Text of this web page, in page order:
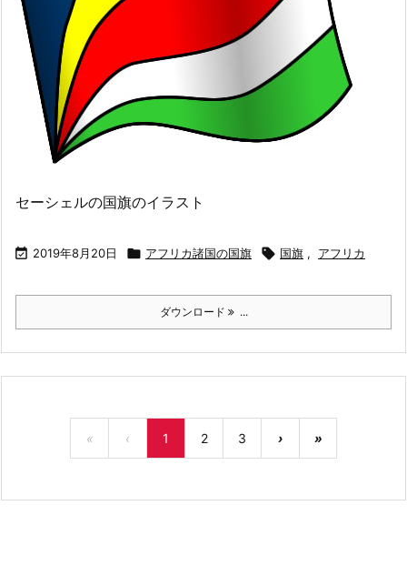
セーシェルの国旗のイラスト
 2019年8月20日  アフリカ諸国の国旗  国旗 , アフリカ
ダウンロード ...
« ‹ 1 2 3 › »